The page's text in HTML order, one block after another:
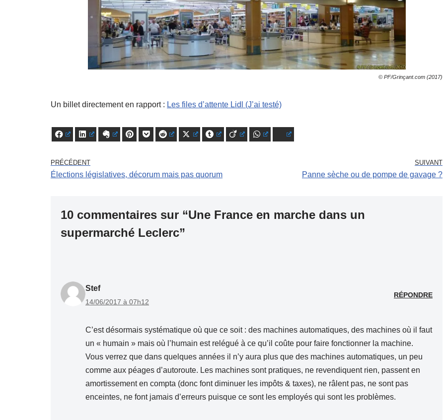
© PF/Grinçant.com (2017)
Un billet directement en rapport : Les files d’attente Lidl (J’ai testé)
FacebookLinkedIn Evernote PinterestPocketReddit X Tumblr Viadeo WhatsAppBluesky
PRÉCÉDENT
Élections législatives, décorum mais pas quorum
SUIVANT
Panne sèche ou de pompe de gavage ?
10 commentaires sur “Une France en marche dans un
supermarché Leclerc”
Stef
14/06/2017 à 07h12
RÉPONDRE
C’est désormais systématique où que ce soit : des machines automatiques, des machines où il faut
un « humain » mais où l’humain est relégué à ce qu’il coûte pour faire fonctionner la machine.
Vous verrez que dans quelques années il n’y aura plus que des machines automatiques, un peu
comme aux péages d’autoroute. Les machines sont pratiques, ne revendiquent rien, passent en
amortissement en compta (donc font diminuer les impôts & taxes), ne râlent pas, ne sont pas
enceintes, ne font jamais d’erreurs puisque ce sont les employés qui sont les problèmes.